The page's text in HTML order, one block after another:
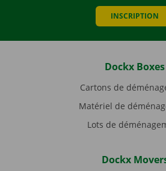
INSCRIPTION
Dockx Boxes
Cartons de
Matériel de
Lots de
Dockx